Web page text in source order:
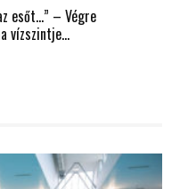
esőt…” – Végre
vízszintje...